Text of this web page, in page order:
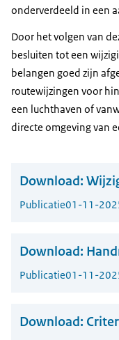
onderverdeeld in een
Door het volgen van
besluiten tot een
belangen goed zijn
routewijzingen voor
een luchthaven of
directe omgeving van
Download:
Publicatie01-11-
Download:
Publicatie01-11-
Download: